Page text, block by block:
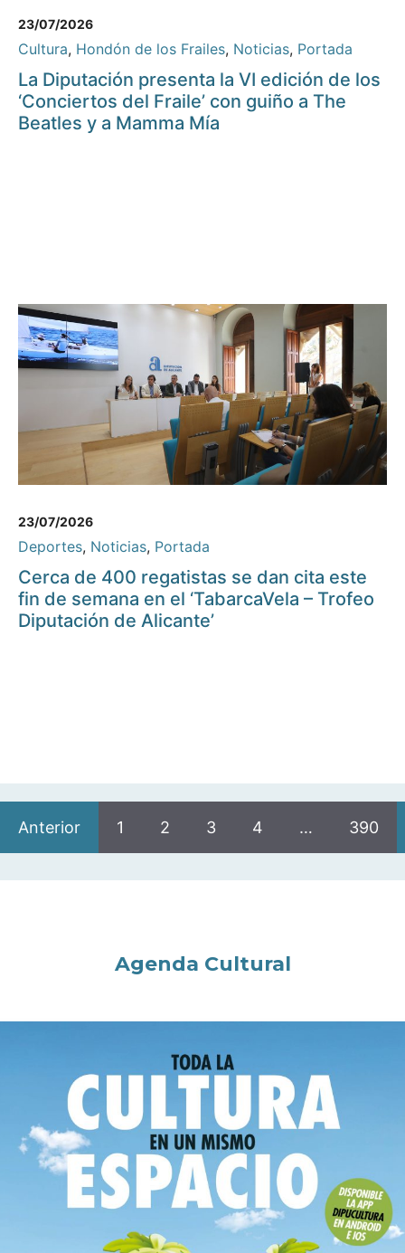
23/07/2026
Cultura, Hondón de los Frailes, Noticias, Portada
La Diputación presenta la VI edición de los
‘Conciertos del Fraile’ con guiño a The
Beatles y a Mamma Mía
23/07/2026
Deportes, Noticias, Portada
Cerca de 400 regatistas se dan cita este
fin de semana en el ‘TabarcaVela – Trofeo
Diputación de Alicante’
Anterior 1 2 3 4 … 390
Agenda Cultural